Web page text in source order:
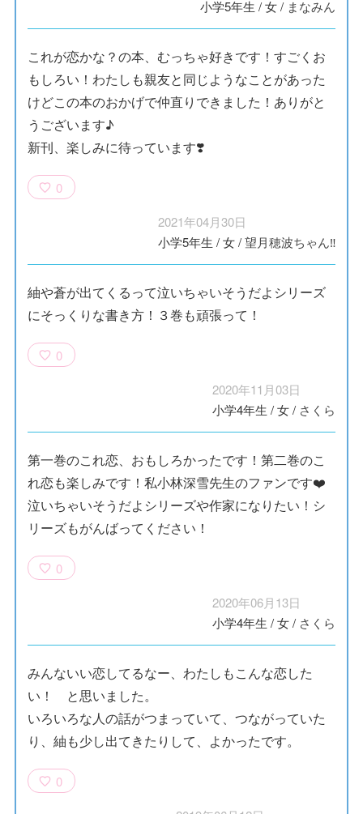
小学5年生 /女/ まなみん
これが恋かな？の本、むっちゃ好きです！すごくお
もしろい！わたしも親友と同じようなことがあった
けどこの本のおかげで仲直りできました！ありがと
うございます♪
新刊、楽しみに待っています❣️
0
2021年04月30日
小学5年生 /女/望月穂波ちゃん‼️
紬や蒼が出てくるって泣いちゃいそうだよシリーズ
にそっくりな書き方！３巻も頑張って！
0
2020年11月03日
小学4年生 /女/ さくら
第一巻のこれ恋、おもしろかったです！第二巻のこ
れ恋も楽しみです！私小林深雪先生のファンです❤️
泣いちゃいそうだよシリーズや作家になりたい！シ
リーズもがんばってください！
0
2020年06月13日
小学4年生 /女/ さくら
みんないい恋してるなー、わたしもこんな恋した
い！ と思いました。
いろいろな人の話がつまっていて、つながっていた
り、紬も少し出てきたりして、よかったです。
0